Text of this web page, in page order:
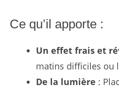
Ce qu’il apporte :
Un effet frais et
matins difficiles ou
De la lumière :